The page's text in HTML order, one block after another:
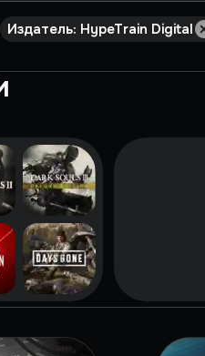
Издатель: HypeTrain Digital